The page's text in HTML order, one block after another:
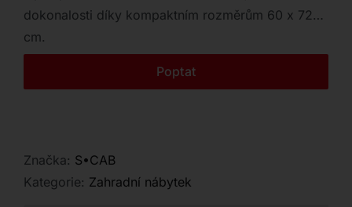
Outlet
Kontakt
dokonalosti díky kompaktním rozměrům 60 x 72
cm.
Poptat
Značka: S•CAB
Kategorie: Zahradní nábytek